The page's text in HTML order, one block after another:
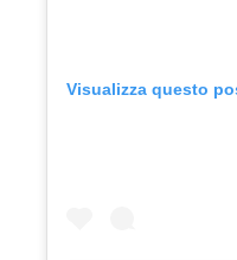
Visualizza questo